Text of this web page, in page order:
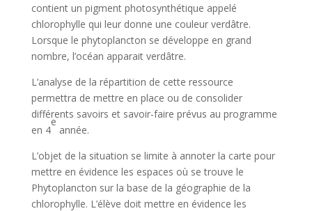
contient un pigment photosynthétique appelé
chlorophylle qui leur donne une couleur verdâtre.
Lorsque le phytoplancton se développe en grand
nombre, l’océan apparait verdâtre.
L’analyse de la répartition de cette ressource
permettra de mettre en place ou de consolider
différents savoirs et savoir-faire prévus au programme
en 4
e
année.
L’objet de la situation se limite à annoter la carte pour
mettre en évidence les espaces où se trouve le
Phytoplancton sur la base de la géographie de la
chlorophylle. L’élève doit mettre en évidence les